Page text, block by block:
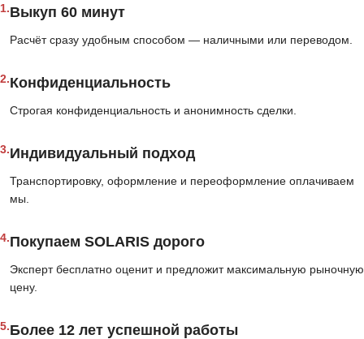
1.Выкуп 60 минут
Расчёт сразу удобным способом — наличными или переводом.
2.Конфиденциальность
Строгая конфиденциальность и анонимность сделки.
3.Индивидуальный подход
Транспортировку, оформление и переоформление оплачиваем
мы.
4.Покупаем SOLARIS дорого
Эксперт бесплатно оценит и предложит максимальную рыночную
цену.
5.Более 12 лет успешной работы